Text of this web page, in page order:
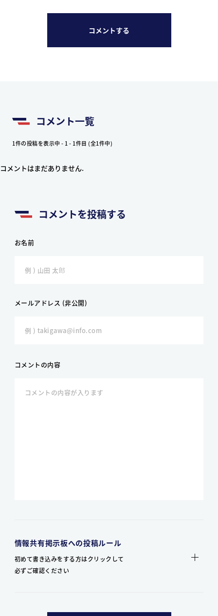
コメントする
コメント一覧
1件の投稿を表示中 - 1 - 1件目 (全1件中)
コメントはまだありません.
コメントを投稿する
お名前
メールアドレス (非公開)
コメントの内容
情報共有掲示板への投稿ルール
初めて書き込みをする方はクリックして
必ずご確認ください